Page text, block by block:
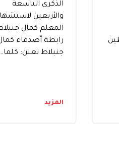
الذكرى التاسعة
والأربعين
المعلم كمال
رابطة أصدقاء
جنبلاط تعلن: كلما…
المزيد